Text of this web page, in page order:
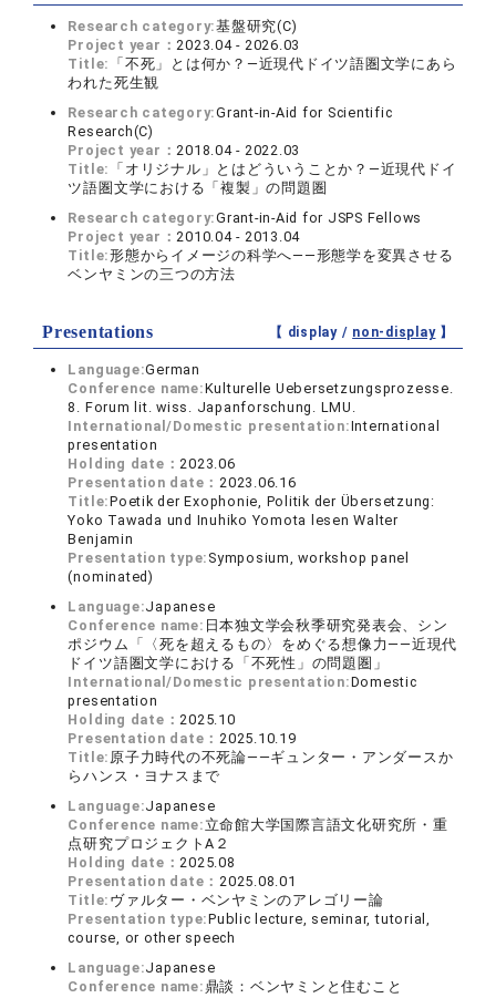
Research category:基盤研究(C)
Project year：2023.04 - 2026.03
Title: 「不死」とは何か？―近現代ドイツ語圏文学にあら
われた死生観
Research category:Grant-in-Aid for Scientific
Research(C)
Project year：2018.04 - 2022.03
Title: 「オリジナル」とはどういうことか？―近現代ドイ
ツ語圏文学における「複製」の問題圏
Research category:Grant-in-Aid for JSPS Fellows
Project year：2010.04 - 2013.04
Title:形態からイメージの科学へ――形態学を変異させる
ベンヤミンの三つの方法
Presentations 【 display / non-display】
Language:German
Conference name:Kulturelle Uebersetzungsprozesse.
8. Forum lit. wiss. Japanforschung. LMU.
International/Domestic presentation:International
presentation
Holding date：2023.06
Presentation date：2023.06.16
Title:Poetik der Exophonie, Politik der Übersetzung:
Yoko Tawada und Inuhiko Yomota lesen Walter
Benjamin
Presentation type: Symposium, workshop panel
(nominated)
Language:Japanese
Conference name: 日本独文学会秋季研究発表会、シン
ポジウム「〈死を超えるもの〉をめぐる想像力――近現代
ドイツ語圏文学における「不死性」の問題圏」
International/Domestic presentation:Domestic
presentation
Holding date：2025.10
Presentation date：2025.10.19
Title: 原子力時代の不死論――ギュンター・アンダースか
らハンス・ヨナスまで
Language:Japanese
Conference name: 立命館大学国際言語文化研究所・重
点研究プロジェクトA２
Holding date：2025.08
Presentation date：2025.08.01
Title: ヴァルター・ベンヤミンのアレゴリー論
Presentation type:Public lecture, seminar, tutorial,
course, or other speech
Language:Japanese
Conference name: 鼎談：ベンヤミンと住むこと